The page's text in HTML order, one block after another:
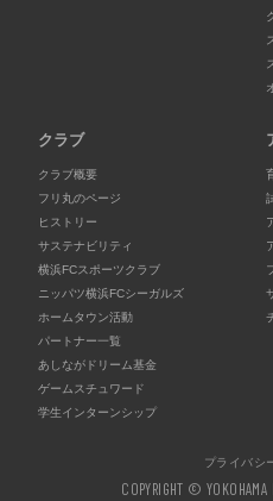
クラブ
クラブ概要
フリ丸のページ
ヒストリー
サステナビリティ
横浜FCスポーツクラブ
ニッパツ横浜FCシーガルズ
ホームタウン活動
パートナー一覧
あしながドリーム基金
ゲームスチュワード
学生インターンシップ
プライバシ
COPYRIGHT © YOKOHAMA